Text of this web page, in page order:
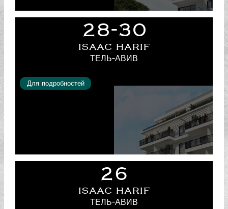
28-30
ISAAC HARIF
ТЕЛЬ-АВИВ
Для подробностей
26
ISAAC HARIF
ТЕЛЬ-АВИВ